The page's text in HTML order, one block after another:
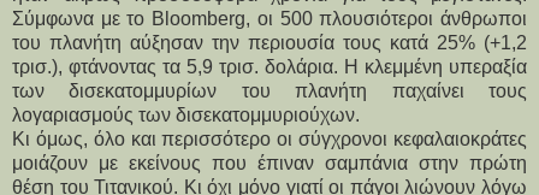
Σύμφωνα με το Bloomberg, οι 500 πλουσιότεροι άνθρωποι
του πλανήτη αύξησαν την περιουσία τους κατά 25% (+1,2
τρισ.), φτάνοντας τα 5,9 τρισ. δολάρια. Η κλεμμένη υπεραξία
των δισεκατομμυρίων του πλανήτη παχαίνει τους
λογαριασμούς των δισεκατομμυριούχων.
Κι όμως, όλο και περισσότερο οι σύγχρονοι κεφαλαιοκράτες
μοιάζουν με εκείνους που έπιναν σαμπάνια στην πρώτη
θέση του Τιτανικού. Κι όχι μόνο γιατί οι πάγοι λιώνουν λόγω